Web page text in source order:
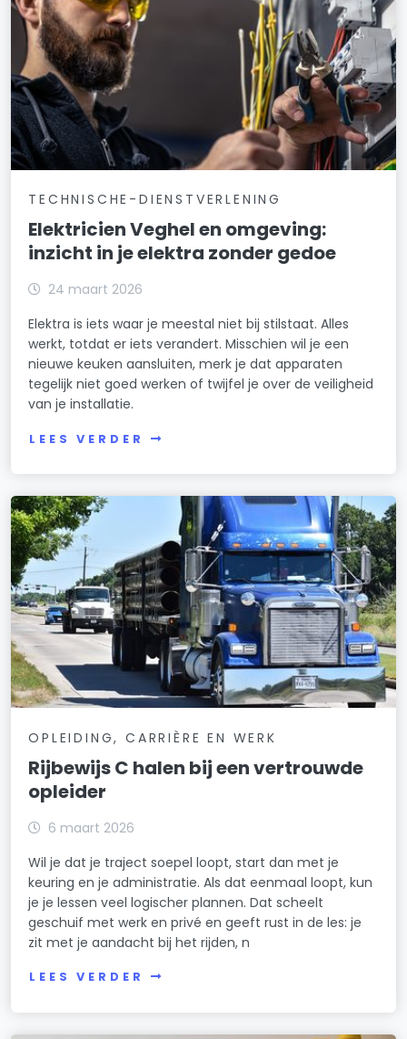
TECHNISCHE-DIENSTVERLENING
Elektricien Veghel en omgeving:
inzicht in je elektra zonder gedoe
24 maart 2026
Elektra is iets waar je meestal niet bij stilstaat. Alles
werkt, totdat er iets verandert. Misschien wil je een
nieuwe keuken aansluiten, merk je dat apparaten
tegelijk niet goed werken of twijfel je over de veiligheid
van je installatie.
LEES VERDER
OPLEIDING, CARRIÈRE EN WERK
Rijbewijs C halen bij een vertrouwde
opleider
6 maart 2026
Wil je dat je traject soepel loopt, start dan met je
keuring en je administratie. Als dat eenmaal loopt, kun
je je lessen veel logischer plannen. Dat scheelt
geschuif met werk en privé en geeft rust in de les: je
zit met je aandacht bij het rijden, n
LEES VERDER